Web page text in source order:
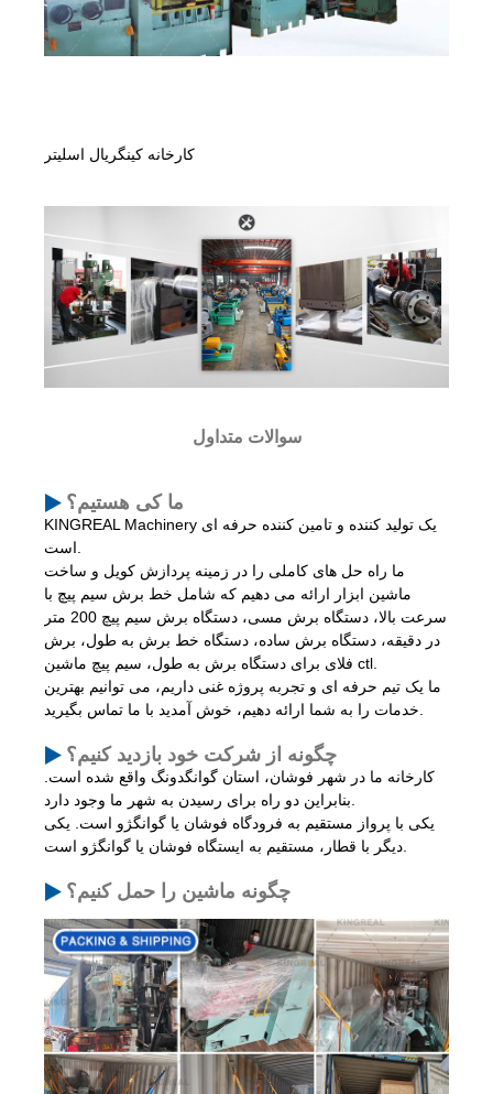
کارخانه کینگریال اسلیتر
سوالات متداول
ما کی هستیم؟
KINGREAL Machinery یک تولید کننده و تامین کننده حرفه ای
ما راه حل های کاملی را در زمینه پردازش کویل و ساخت
ماشین ابزار ارائه می دهیم که شامل خط برش سیم پیچ با
سرعت بالا، دستگاه برش مسی، دستگاه برش سیم پیچ 200 متر
در دقیقه، دستگاه برش ساده، دستگاه خط برش به طول، برش
فلای برای دستگاه برش به طول، سیم پیچ ماشین ctl.
ما یک تیم حرفه ای و تجربه پروژه غنی داریم، می توانیم بهترین
چگونه از شرکت خود بازدید کنیم؟
کارخانه ما در شهر فوشان، استان گوانگدونگ واقع شده است.
یکی با پرواز مستقیم به فرودگاه فوشان یا گوانگژو است. یکی
چگونه ماشین را حمل کنیم؟